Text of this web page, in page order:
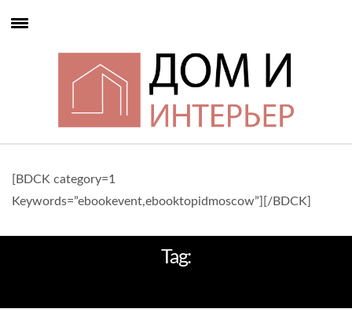
[BDCK category=1
Keywords=”ebookevent,ebooktopidmoscow”][/BDCK]
Tag: